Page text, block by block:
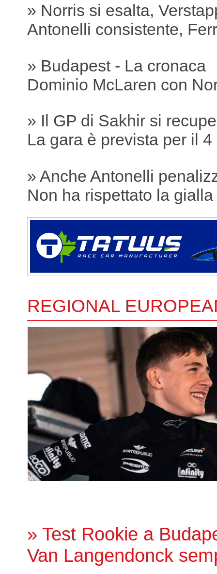
» Norris si esalta,
Antonelli consistente,
» Budapest - La cronaca
Dominio McLaren con
» Il GP di Sakhir si
La gara è prevista per il 4
» Anche Antonelli
Non ha rispettato la gialla
REGIONAL
» Test Rookie a
Van Langendonck